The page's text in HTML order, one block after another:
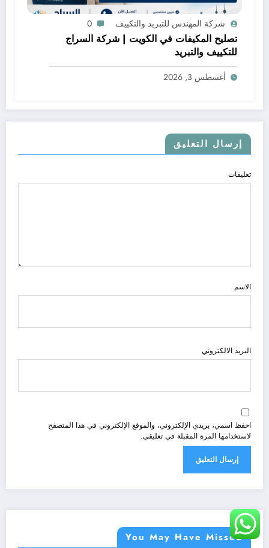
شركة المهندس للتبريد والتكييف 0
تصليح المكيفات في الكويت | شركة السراج
للتكييف والتبريد
أغسطس 3, 2026
إرسال التعليق
تعليقات
الاسم
البريد الالكتروني
احفظ اسمي، بريدي الإلكتروني، والموقع الإلكتروني في هذا المتصفح
لاستخدامها المرة المقبلة في تعليقي.
You May Have Missed